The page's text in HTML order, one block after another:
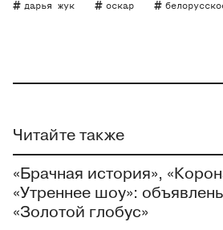
дарья жук оскар
Читайте также
«Брачная история»,
«Утреннее шоу»:
«Золотой глобус»